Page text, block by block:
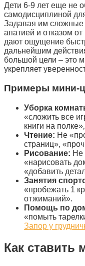
Дети 6-9 лет еще не
самодисциплиной
Задавая им сложные
апатией и отказом
дают ощущение
дальнейшим
большой цели – это
укрепляет
Примеры мини-
Уборка
«сложить все
книги на
Чтение: Не
страниц»‚
Рисование: Не
«нарисовать
«добавить
Занятия
«пробежать 1
отжиманий».
Помощь по
«помыть
Запор у
Как ставить